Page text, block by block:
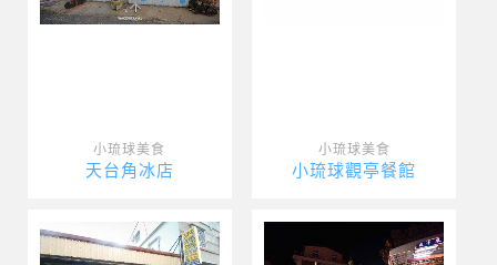
小琉球美食
天台角冰店
小琉球美食
小琉球觀亭餐館